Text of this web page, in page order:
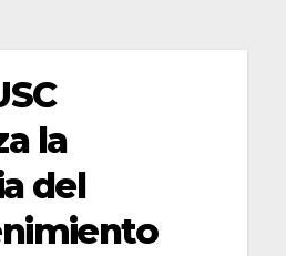
la
del